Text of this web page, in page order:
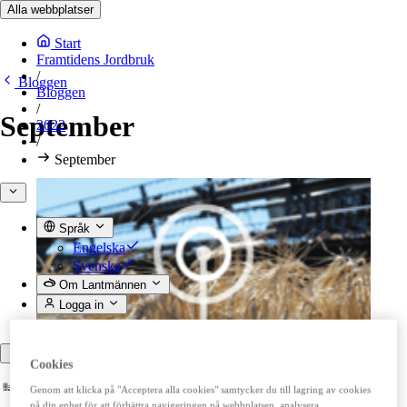
Alla webbplatser
Start
Framtidens Jordbruk
/
Bloggen
/
2022
/
September
Språk
Engelska
Svenska
Om Lantmännen
Logga in
Bloggen
September
Cookies
Genom att klicka på "Acceptera alla cookies" samtycker du till lagring av cookies
på din enhet för att förbättra navigeringen på webbplatsen, analysera